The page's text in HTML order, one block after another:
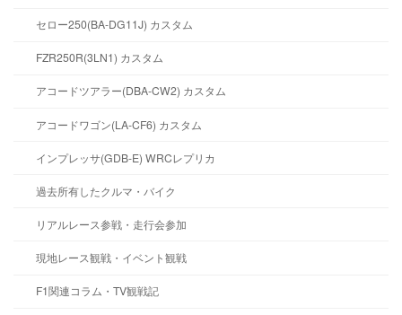
セロー250(BA-DG11J) カスタム
FZR250R(3LN1) カスタム
アコードツアラー(DBA-CW2) カスタム
アコードワゴン(LA-CF6) カスタム
インプレッサ(GDB-E) WRCレプリカ
過去所有したクルマ・バイク
リアルレース参戦・走行会参加
現地レース観戦・イベント観戦
F1関連コラム・TV観戦記